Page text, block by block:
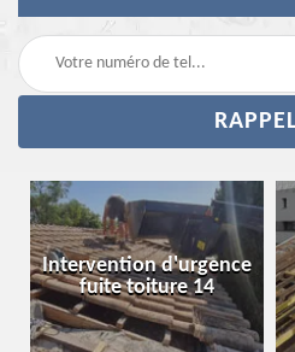
Intervention d'urgence
fuite toiture 14